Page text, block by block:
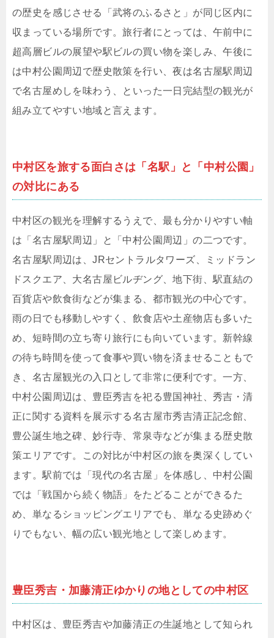
の歴史を感じさせる「武将のふるさと」が同じ区内に
収まっている場所です。旅行者にとっては、午前中に
超高層ビルの展望や駅ビルの買い物を楽しみ、午後に
は中村公園周辺で歴史散策を行い、夜は名古屋駅周辺
で名古屋めしを味わう、といった一日完結型の観光が
組み立てやすい地域と言えます。
中村区を旅する面白さは「名駅」と「中村公園」
の対比にある
中村区の観光を理解するうえで、最も分かりやすい軸
は「名古屋駅周辺」と「中村公園周辺」の二つです。
名古屋駅周辺は、JRセントラルタワーズ、ミッドラン
ドスクエア、大名古屋ビルヂング、地下街、駅直結の
百貨店や飲食街などが集まる、都市観光の中心です。
雨の日でも移動しやすく、飲食店や土産物店も多いた
め、短時間の立ち寄り旅行にも向いています。新幹線
の待ち時間を使って食事や買い物を済ませることもで
き、名古屋観光の入口として非常に便利です。一方、
中村公園周辺は、豊臣秀吉を祀る豊国神社、秀吉・清
正に関する資料を展示する名古屋市秀吉清正記念館、
豊公誕生地之碑、妙行寺、常泉寺などが集まる歴史散
策エリアです。この対比が中村区の旅を奥深くしてい
ます。駅前では「現代の名古屋」を体感し、中村公園
では「戦国から続く物語」をたどることができるた
め、単なるショッピングエリアでも、単なる史跡めぐ
りでもない、幅の広い観光地として楽しめます。
豊臣秀吉・加藤清正ゆかりの地としての中村区
中村区は、豊臣秀吉や加藤清正の生誕地として知られ